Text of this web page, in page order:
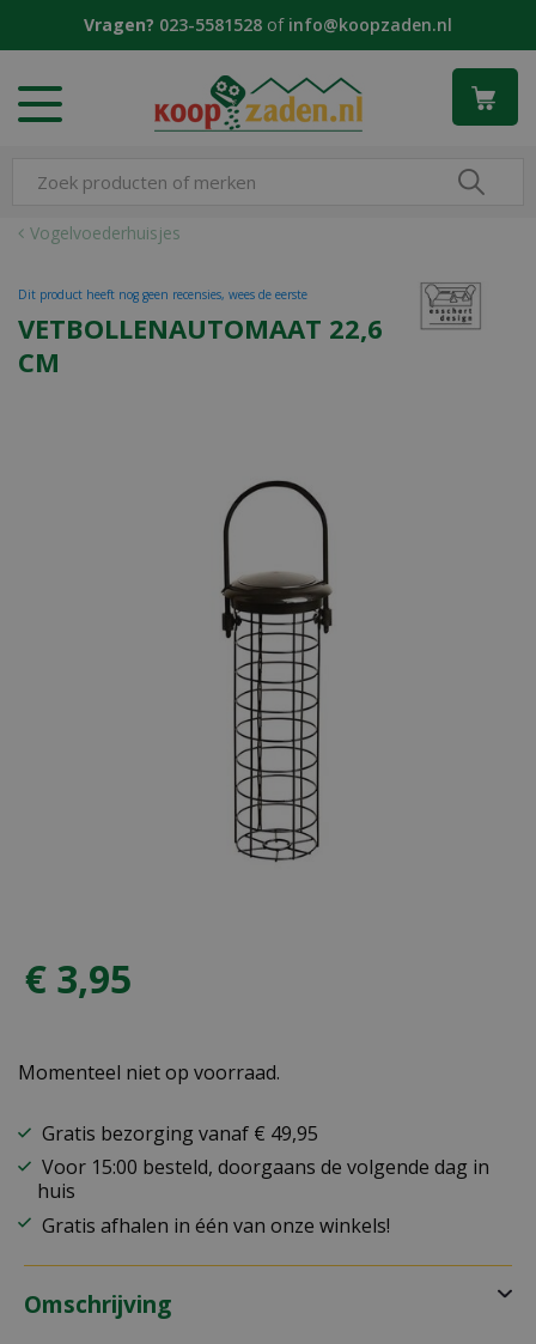
Vogelvoederhuisjes
Vragen? 023-5581528 of info@koopzaden.nl
VETBOLLENAUTOMAAT 22,6
CM
Dit product heeft nog geen recensies, wees de eerste
€ 3,95
Momenteel niet op voorraad.
Gratis bezorging vanaf € 49,95
Voor 15:00 besteld, doorgaans de volgende dag in
huis
Gratis afhalen in één van onze winkels!
Omschrijving